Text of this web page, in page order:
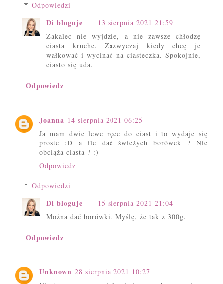
Odpowiedzi
Di bloguje
13 sierpnia 2021 21:59
Zakalec nie wyjdzie, a nie zawsze chłodzę
ciasta kruche. Zazwyczaj kiedy chcę je
wałkować i wycinać na ciasteczka. Spokojnie,
ciasto się uda.
Odpowiedz
Joanna 14 sierpnia 2021 06:25
Ja mam dwie lewe ręce do ciast i to wydaje się
proste :D a ile dać świeżych borówek ? Nie
obciąża ciasta ? :)
Odpowiedz
Odpowiedzi
Di bloguje
15 sierpnia 2021 21:04
Można dać borówki. Myślę, że tak z 300g.
Odpowiedz
Unknown 28 sierpnia 2021 10:27